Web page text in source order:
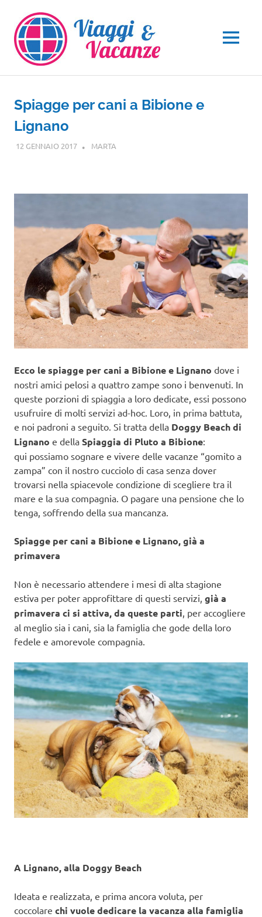
contenuto
MENU
Spiagge per cani a Bibione e
Lignano
12 GENNAIO 2017 MARTA
Ecco le spiagge per cani a Bibione e Lignano dove i
nostri amici pelosi a quattro zampe sono i benvenuti. In
queste porzioni di spiaggia a loro dedicate, essi possono
usufruire di molti servizi ad-hoc. Loro, in prima battuta,
e noi padroni a seguito. Si tratta della Doggy Beach di
Lignano e della Spiaggia di Pluto a Bibione:
qui possiamo sognare e vivere delle vacanze “gomito a
zampa” con il nostro cucciolo di casa senza dover
trovarsi nella spiacevole condizione di scegliere tra il
mare e la sua compagnia. O pagare una pensione che lo
tenga, soffrendo della sua mancanza.
Spiagge per cani a Bibione e Lignano, già a
primavera
Non è necessario attendere i mesi di alta stagione
estiva per poter approfittare di questi servizi, già a
primavera ci si attiva, da queste parti , per accogliere
al meglio sia i cani, sia la famiglia che gode della loro
fedele e amorevole compagnia.
A Lignano, alla Doggy Beach
Ideata e realizzata, e prima ancora voluta, per
coccolare chi vuole dedicare la vacanza alla famiglia